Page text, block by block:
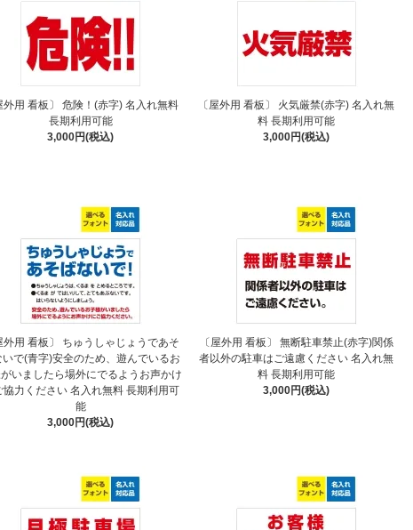
外用 看板〕 危険！(赤字) 名入れ無料
長期利用可能
3,000円(税込)
〔屋外用 看板〕 火気厳禁(赤字) 名入れ無
料 長期利用可能
3,000円(税込)
外用 看板〕 ちゅうしゃじょうであそ
いで(青字)安全のため、遊んでいるお
いましたら場外にでるようお声かけ
協力ください 名入れ無料 長期利用可
能
3,000円(税込)
〔屋外用 看板〕 無断駐車禁止(赤字)関係
者以外の駐車はご遠慮ください 名入れ無
料 長期利用可能
3,000円(税込)